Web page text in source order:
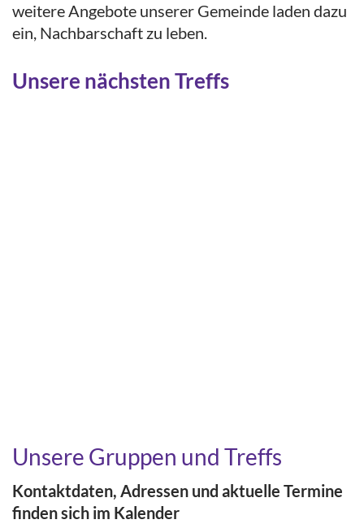
weitere Angebote unserer Gemeinde laden dazu
ein, Nachbarschaft zu leben.
Unsere nächsten Treffs
Unsere Gruppen und Treffs
Kontaktdaten, Adressen und aktuelle Termine
finden sich im Kalender